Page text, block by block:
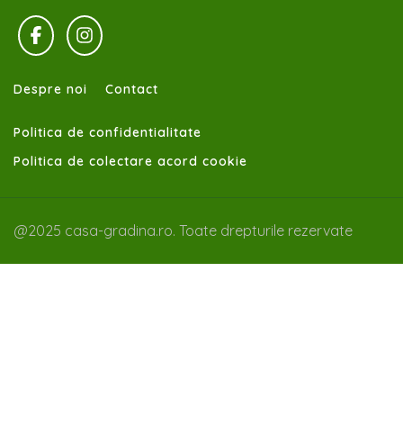
Despre noi Contact
Politica de confidentialitate
Politica de colectare acord cookie
@2025 casa-gradina.ro. Toate drepturile rezervate